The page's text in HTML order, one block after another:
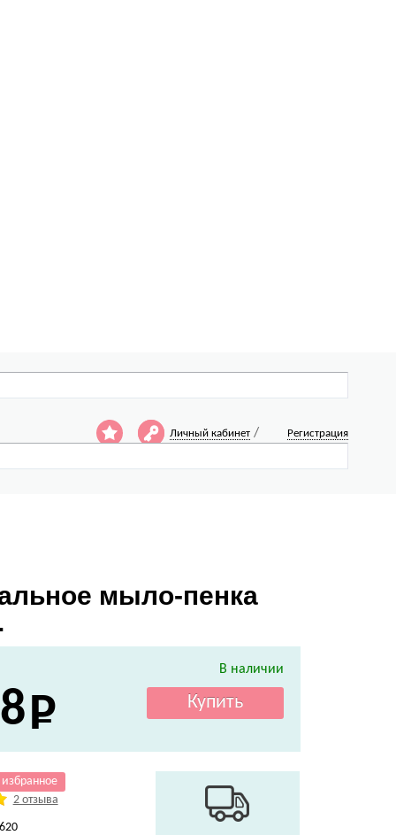
Личный кабинет / Регистрация
мыло-пенка
В наличии
2 отзыва